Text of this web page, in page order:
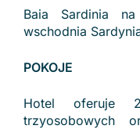
Baia Sardinia na
wschodnia
POKOJE
Hotel oferuje
trzyosobowych